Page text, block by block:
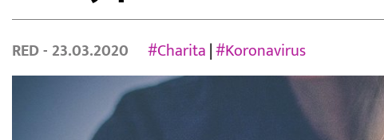
RED - 23.03.2020 #Charita #Koronavirus